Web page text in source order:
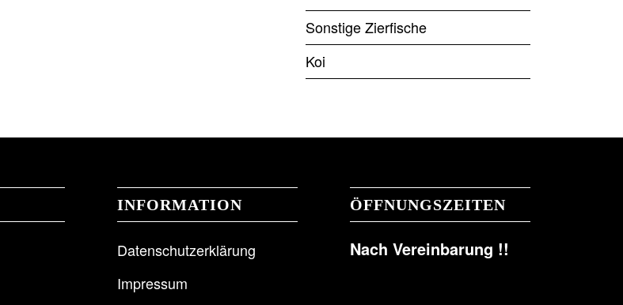
Sonstige Zierfische
Koi
INFORMATION
Datenschutzerklärung
Impressum
ÖFFNUNGSZEITEN
Nach Vereinbarung !!